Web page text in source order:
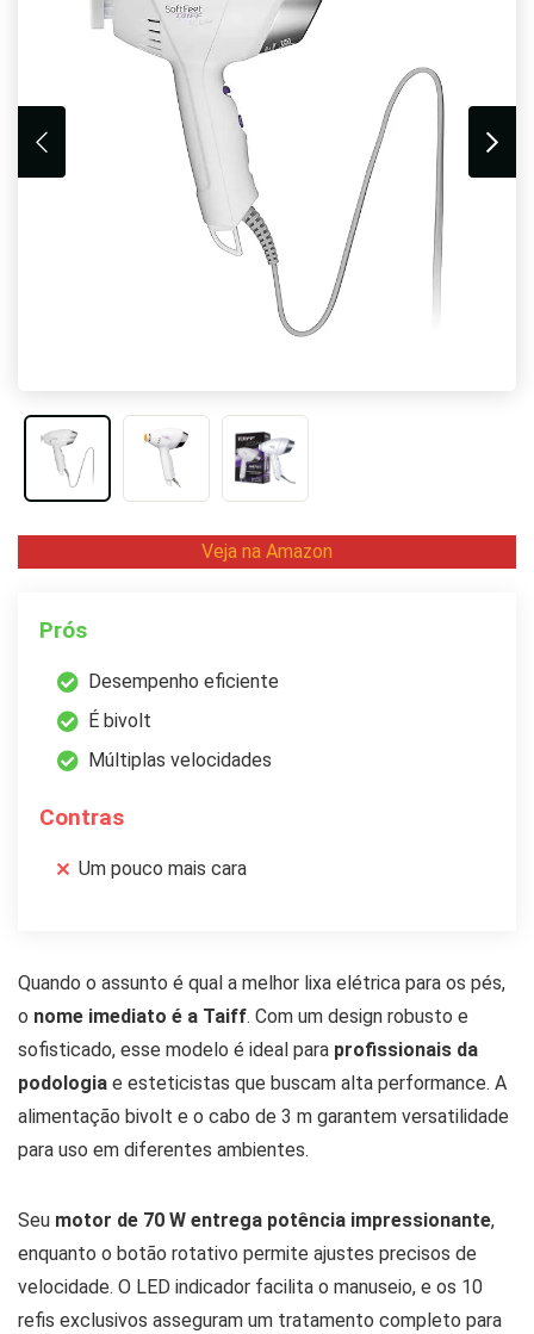
Veja na Amazon
Prós
Desempenho eficiente
É bivolt
Múltiplas velocidades
Contras
Um pouco mais cara
Quando o assunto é qual a melhor lixa elétrica para os pés,
o nome imediato é a Taiff. Com um design robusto e
sofisticado, esse modelo é ideal para profissionais da
podologia e esteticistas que buscam alta performance. A
alimentação bivolt e o cabo de 3 m garantem versatilidade
para uso em diferentes ambientes.
Seu motor de 70 W entrega potência impressionante,
enquanto o botão rotativo permite ajustes precisos de
velocidade. O LED indicador facilita o manuseio, e os 10
refis exclusivos asseguram um tratamento completo para